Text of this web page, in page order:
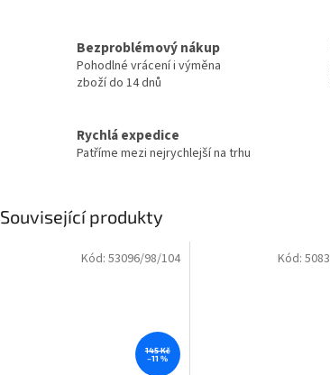
Bezproblémový nákup
Pohodlné vrácení i výměna
zboží do 14 dnů
Rychlá expedice
Patříme mezi nejrychlejší na trhu
Související produkty
145 Kč
–11 %
Kód: 53096/98/104 Kód: